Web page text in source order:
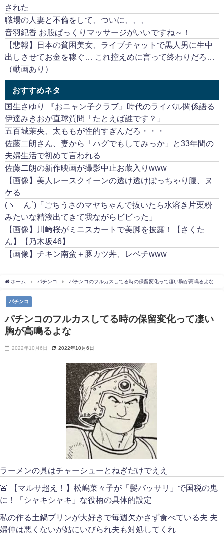
された
職場の人妻と不倫をして、ついに、、、
音羽紀香 お股ぱっくりマッサージがいいですね～！
【悲報】日本の貧困美女、ライブチャットで黒人男に生中
出しさせてお金を稼ぐ… これ控えめに言って終わりだろ…
（動画あり）
おすすめネタ
国生さゆり 『おニャン子クラブ』時代のライバル関係語る
伊達みきおが直球質問「たとえば誰です？」
五百城茉央、太ももが性的すぎんだろ・・・
佐藤二朗さん、妻から「ハグでもしてみっか」と33年間の
夫婦生活で初めて言われる
佐藤二朗の新作映画が撮影中止お蔵入りwww
【画像】美人レースクイーンの透け透けぽっちゃり腹、ヌ
ケる
(ヽ´ん`)「ごちうさのマヤちゃんで抜いたら水溶き片栗粉
みたいな精液出てきて我ながらビビった」
【画像】川﨑桜がミニスカートで美脚を披露！【さくた
ん】【乃木坂46】
【画像】チキン南蛮＋豚カツ丼、レベチwww
ホーム パチンコ パチンコのフルカスしてる時の保留変化って凄い胸が高鳴るよな
パチンコ
パチンコのフルカスしてる時の保留変化って凄い
胸が高鳴るよな
2022年10月6日 2022年10月6日
ラーメンの具はチャーシューとねぎだけでええ
🚨 【マルサ超え！】松嶋菜々子が「髪バッサリ」で国税の鬼
に！「シャキシャキ」な役柄の具体的設定
私の作る土鍋プリンが大好きで毎週欠かさず食べている夫 夫
婦仲は悪くないが姑にいびられ夫も対処してくれ